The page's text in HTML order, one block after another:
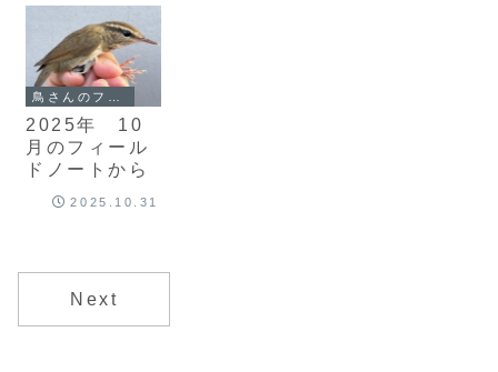
2025年 10
月のフィール
ドノートから
2025.10.31
Next